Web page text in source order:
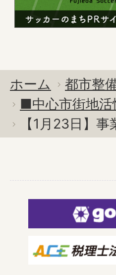
ホーム 都市整
■中心市街地活
【1月23日】